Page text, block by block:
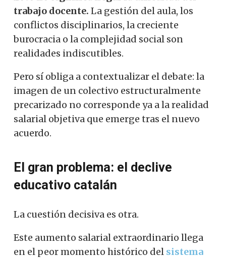
trabajo docente. La gestión del aula, los
conflictos disciplinarios, la creciente
burocracia o la complejidad social son
realidades indiscutibles.
Pero sí obliga a contextualizar el debate: la
imagen de un colectivo estructuralmente
precarizado no corresponde ya a la realidad
salarial objetiva que emerge tras el nuevo
acuerdo.
El gran problema: el declive
educativo catalán
La cuestión decisiva es otra.
Este aumento salarial extraordinario llega
en el peor momento histórico del sistema